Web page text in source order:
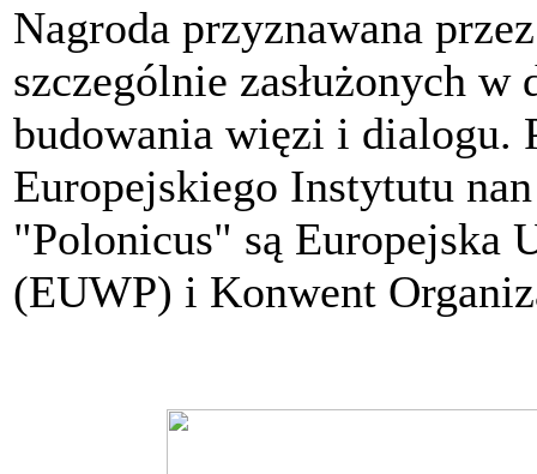
Nagroda przyznawana
szczególnie zasłużonych
budowania więzi i dialogu.
Europejskiego Instytutu
"Polonicus" są Europejska
(EUWP) i Konwent